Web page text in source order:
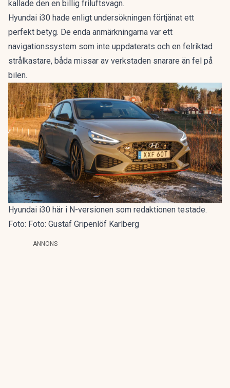
kallade den en billig friluftsvagn.
Hyundai i30 hade enligt undersökningen förtjänat ett
perfekt betyg. De enda anmärkningarna var ett
navigationssystem som inte uppdaterats och en felriktad
strålkastare, båda missar av verkstaden snarare än fel på
bilen.
Hyundai i30 här i N-versionen som redaktionen testade.
Foto: Foto: Gustaf Gripenlöf Karlberg
ANNONS